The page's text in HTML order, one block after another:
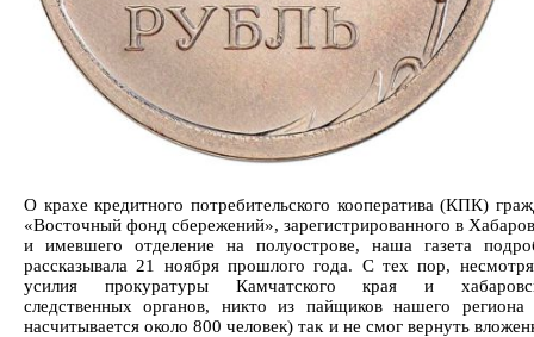
О крахе кредитного потребительского кооператива (КПК)
«Восточный фонд сбережений», зарегистрированного в
и имевшего отделение на полуострове, наша газета
рассказывала 21 ноября прошлого года. С тех пор,
усилия прокуратуры Камчатского края и
следственных органов, никто из пайщиков нашего региона
насчитывается около 800 человек) так и не смог вернуть